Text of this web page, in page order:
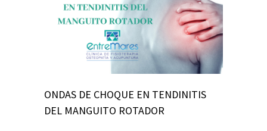
ONDAS DE CHOQUE EN TENDINITIS
DEL MANGUITO ROTADOR